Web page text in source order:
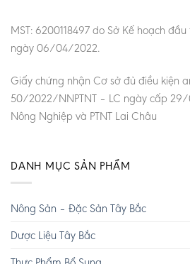
MST: 6200118497 do Sở Kế hoạch
ngày 06/04/2022.
Giấy chứng nhận Cơ sở đủ điều kiện
50/2022/NNPTNT – LC ngày cấp
Nông Nghiệp và PTNT Lai Châu
DANH MỤC SẢN PHẨM
Nông Sản – Đặc Sản Tây Bắc
Dược Liệu Tây Bắc